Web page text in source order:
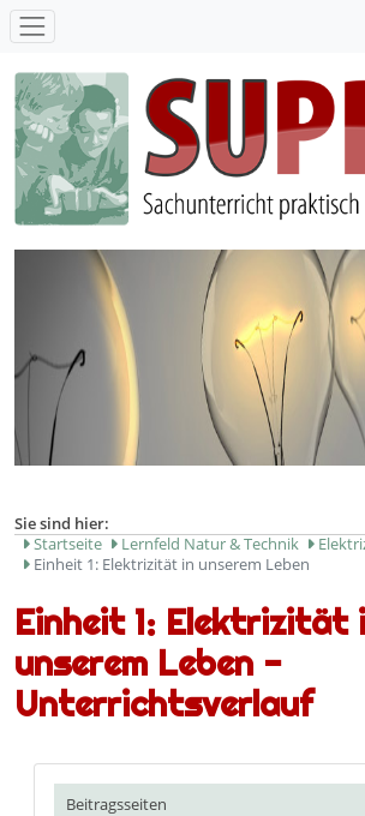
SUPRA - Sachunterricht
Sie sind hier:
Startseite
Lernfeld Natur & Technik
Einheit 1: Elektrizität in unserem Leben
Einheit 1: Elektrizität
unserem Leben -
Unterrichtsverlauf
Beitragsseiten